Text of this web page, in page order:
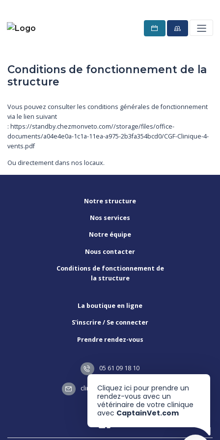
Conditions de fonctionnement de la
structure
Vous pouvez consulter les conditions générales de fonctionnement
via le lien suivant
: https://standby.chezmonveto.com//storage/files/office-
documents/a04e4e0a-1c1a-11ea-a975-2b3fa354bcd0/CGF-Clinique-4-
vents.pdf
Ou directement dans nos locaux.
Notre structure
Nos services
Notre équipe
Nous contacter
Conditions de fonctionnement de
la structure
La boutique en ligne
S'inscrire / Se connecter
Prendre rendez-vous
05 61 09 18 10
clinique4vents@gmail.com
Cliquez ici pour prendre un
rendez-vous avec un
vétérinaire de votre clinique
avec CaptainVet.com